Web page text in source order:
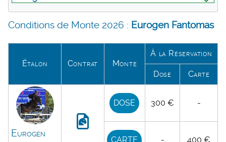
Conditions de Monte 2026 : Eurogen Fantomas
Étalon Contrat Monte
À la Réservation
Dose Carte
Eurogen
DOSE 300 € -
CARTE - 400 €